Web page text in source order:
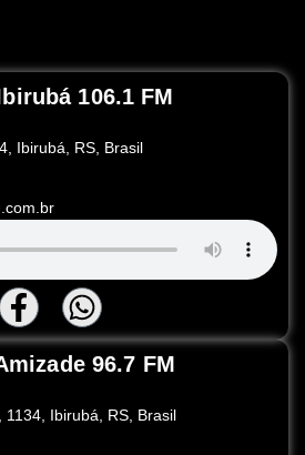
106.1 FM
Ibirubá, RS, Brasil
96.7 FM
1134, Ibirubá, RS, Brasil